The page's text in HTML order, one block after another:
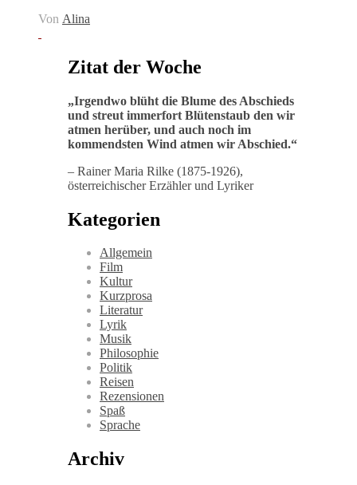
Von Alina
Zitat der Woche
„Irgendwo blüht die Blume des Abschieds
und streut immerfort Blütenstaub den wir
atmen herüber, und auch noch im
kommendsten Wind atmen wir Abschied.“
– Rainer Maria Rilke (1875-1926),
österreichischer Erzähler und Lyriker
Kategorien
Allgemein
Film
Kultur
Kurzprosa
Literatur
Lyrik
Musik
Philosophie
Politik
Reisen
Rezensionen
Spaß
Sprache
Archiv